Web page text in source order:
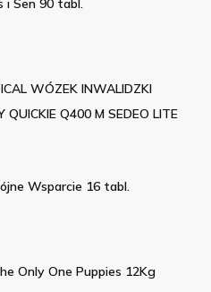
i Sen 90 tabl.
WÓZEK INWALIDZKI
QUICKIE Q400 M SEDEO LITE
Wsparcie 16 tabl.
Only One Puppies 12Kg